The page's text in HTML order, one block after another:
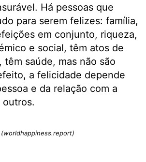
Há pessoas que
para serem felizes: família,
em conjunto, riqueza,
e social, têm atos de
têm saúde, mas não são
a felicidade depende
e da relação com a
(worldhappiness.report)